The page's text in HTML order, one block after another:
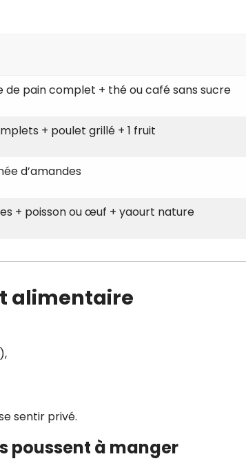
de pain complet + thé ou café sans sucre
+ poulet grillé + 1 fruit
d’amandes
+ poisson ou œuf + yaourt nature
alimentaire
sentir privé.
poussent à manger